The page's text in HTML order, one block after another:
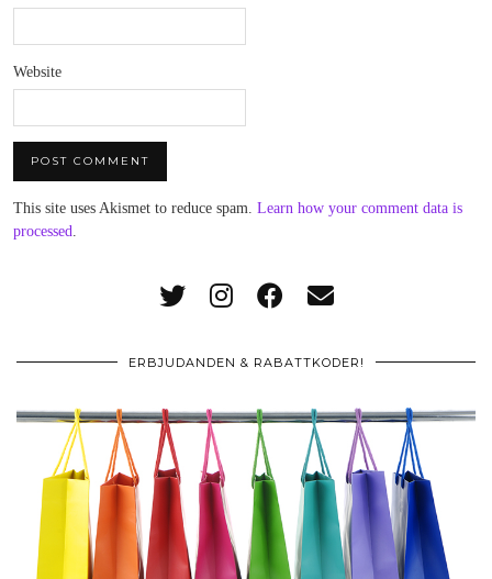
Website
This site uses Akismet to reduce spam. Learn how your comment data is
processed.
ERBJUDANDEN & RABATTKODER!